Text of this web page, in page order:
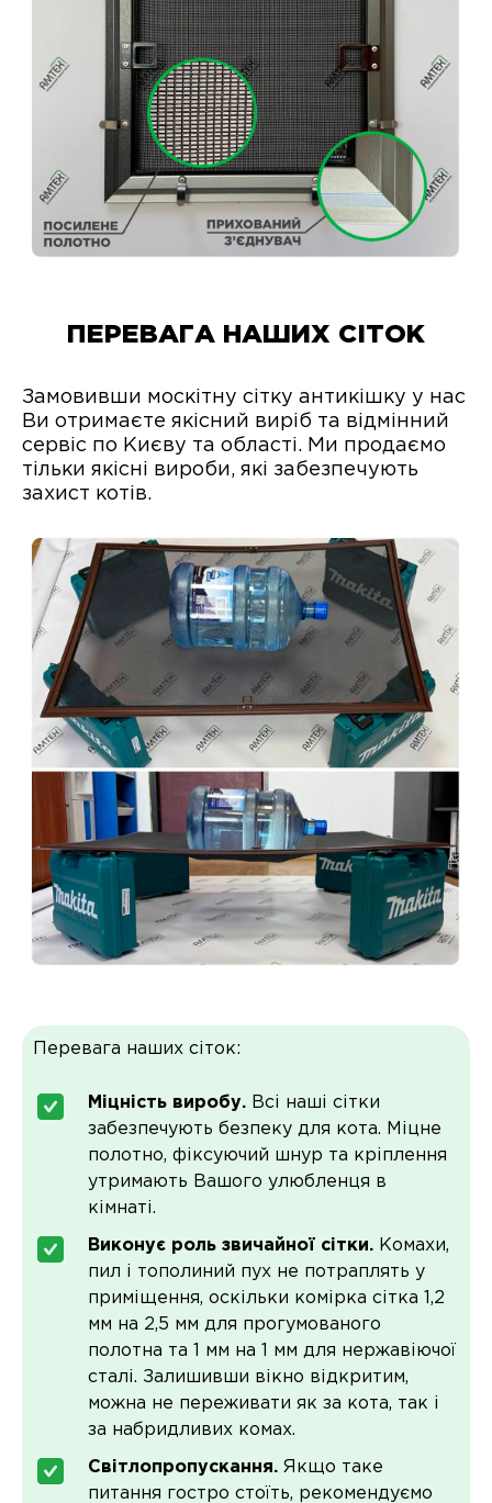
ПЕРЕВАГА НАШИХ СІТОК
Замовивши москітну сітку антикішку у нас
Ви отримаєте якісний виріб та відмінний
сервіс по Києву та області. Ми продаємо
тільки якісні вироби, які забезпечують
захист котів.
Перевага наших сіток:
Міцність виробу. Всі наші сітки
забезпечують безпеку для кота. Міцне
полотно, фіксуючий шнур та кріплення
утримають Вашого улюбленця в
кімнаті.
Виконує роль звичайної сітки. Комахи,
пил і тополиний пух не потраплять у
приміщення, оскільки комірка сітка 1,2
мм на 2,5 мм для прогумованого
полотна та 1 мм на 1 мм для нержавіючої
сталі. Залишивши вікно відкритим,
можна не переживати як за кота, так і
за набридливих комах.
Світлопропускання. Якщо таке
питання гостро стоїть, рекомендуємо